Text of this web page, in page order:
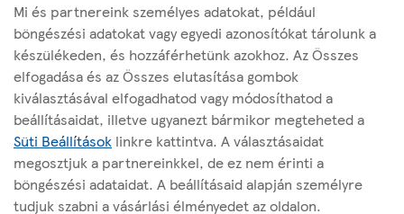
Következő
Nagy változás jön a Tescónál
Az oldalról
Mi és partnereink személyes adatokat, például
böngészési adatokat vagy egyedi azonosítókat tárolunk a
készülékeden, és hozzáférhetünk azokhoz. Az Összes
elfogadása és az Összes elutasítása gombok
kiválasztásával elfogadhatod vagy módosíthatod a
beállításaidat, illetve ugyanezt bármikor megteheted a
Süti Beállítások linkre kattintva. A választásaidat
megosztjuk a partnereinkkel, de ez nem érinti a
böngészési adataidat. A beállításaid alapján személyre
tudjuk szabni a vásárlási élményedet az oldalon.